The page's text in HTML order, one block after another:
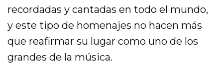
recordadas y cantadas en todo el mundo,
y este tipo de homenajes no hacen más
que reafirmar su lugar como uno de los
grandes de la música.